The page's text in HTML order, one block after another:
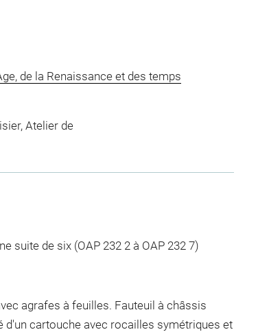
de la Renaissance et des temps
Atelier de
suite de six (OAP 232 2 à OAP 232 7)
agrafes à feuilles. Fauteuil à châssis
d'un cartouche avec rocailles symétriques et